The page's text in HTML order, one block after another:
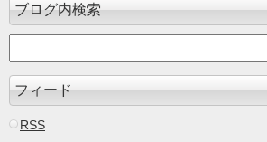
ブログ内検索
フィード
RSS